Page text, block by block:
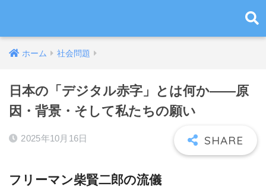
ホーム 社会問題
日本の「デジタル赤字」とは何か――原
因・背景・そして私たちの願い
2025年10月16日
フリーマン柴賢二郎の流儀